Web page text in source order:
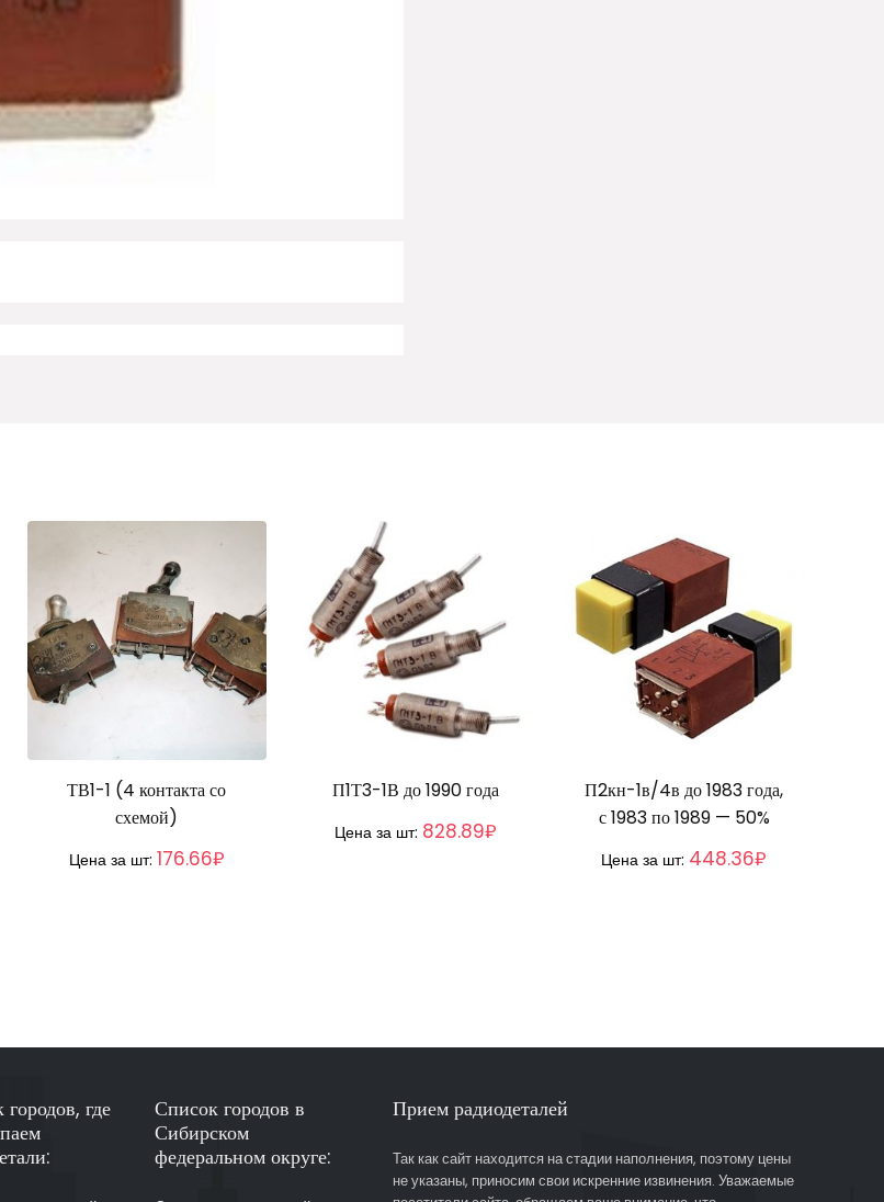
ТВ1-1 (4 контакта со
схемой)
Цена за шт: 176.66₽
П1Т3-1В до 1990 года
Цена за шт: 828.89₽
П2кн-1в/4в до 1983 года,
с 1983 по 1989 — 50%
Цена за шт: 448.36₽
где
Список городов в
Сибирском
федеральном округе:
Прием радиодеталей
Так как сайт находится на стадии наполнения, поэтому цены
не указаны, приносим свои искренние извинения. Уважаемые